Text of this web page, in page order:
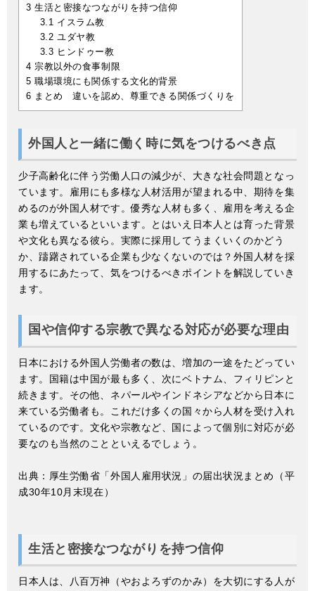
3 生活と密接なつながりを持つ信仰
3.1 イスラム教
3.2 ユダヤ教
3.3 ヒンドゥー教
4 宗教以外の食事制限
5 職場環境にも関係する文化的背景
6 まとめ 違いを認め、尊重できる関係づくりを
外国人と一緒に働く時に気をつけるべき点
少子高齢化に伴う労働人口の減少が、大きな社会問題となっ
ています。雇用にも多様な人材活用が望まれる中、期待を集
めるのが外国人材です。優秀な人材も多く、雇用を考える企
業も増えているといいます。とはいえ日本人とは育った背景
や文化も異なる彼ら。実際に採用してうまくいくのかどう
か、躊躇されている企業も少なくないのでは？外国人材を採
用するにあたって、気をつけるべきポイントを解説していき
ます。
国や信仰する宗教で異なる対応が必要な理由
日本における外国人労働者の数は、増加の一途をたどってい
ます。国籍は中国が最も多く、次にベトナム、フィリピンと
続きます。その他、ネパールやインドネシアなどから日本に
来ている労働者も。これだけ多くの国々から人材を受け入れ
ているのです。文化や宗教など、国によって個別に対応が必
要なのも当然のことといえるでしょう。
出典：厚生労働省「外国人雇用状況」の届出状況まとめ
（平
成30年10月末現在）
生活と密接なつながりを持つ信仰
日本人は、八百万神（やおよろずのかみ）を大切にする人が